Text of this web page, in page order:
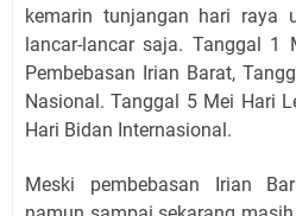
kemarin tunjangan hari raya
lancar-lancar saja. Tanggal 1
Pembebasan Irian Barat,
Nasional. Tanggal 5 Mei Hari
Hari Bidan Internasional.
Meski pembebasan Irian